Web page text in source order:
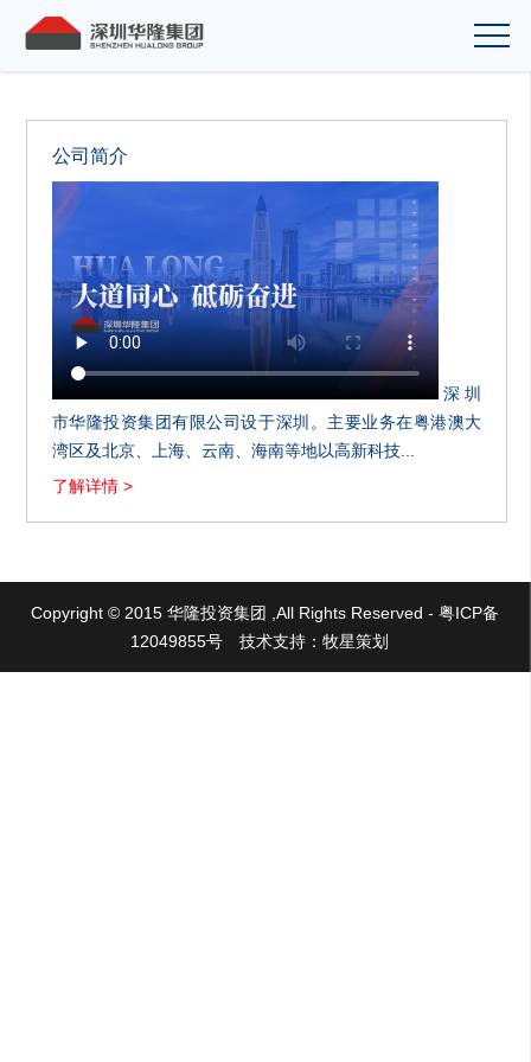
公司简介
深圳
市华隆投资集团有限公司设于深圳。主要业务在粤港澳大
湾区及北京、上海、云南、海南等地以高新科技...
了解详情 >
Copyright © 2015 华隆投资集团 ,All Rights Reserved - 粤ICP备
12049855号
技术支持：牧星策划